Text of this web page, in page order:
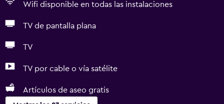
Wifi disponible en todas las instalaciones
TV de pantalla plana
TV
TV por cable o vía satélite
Artículos de aseo gratis